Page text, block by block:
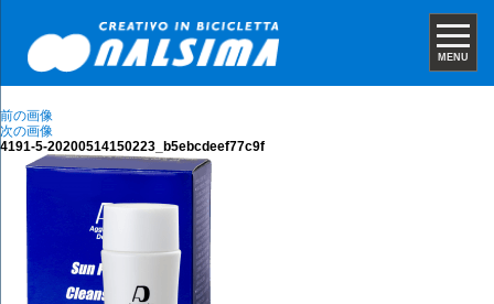
MENU
前の画像
次の画像
4191-5-20200514150223_b5ebcdeef77c9f